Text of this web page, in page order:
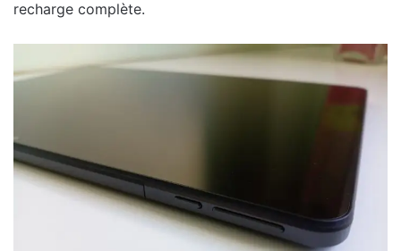
recharge complète.